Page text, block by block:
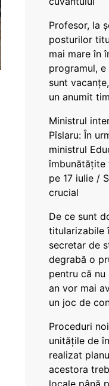
Profesor, la
posturilor
mai mare în
programul,
sunt
un anumit
Ministrul
Pîslaru: În
ministrul
îmbunătățite
pe 17 iulie /
crucial
De ce sunt
titularizabile
secretar de
degrabă o
pentru că
an vor mai
un joc de
Proceduri
unitățile de
realizat
acestora
locale până